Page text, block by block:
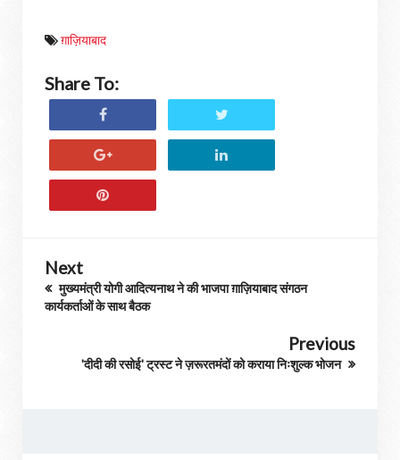
ग़ाज़ियाबाद
Share To:
Next
मुख्यमंत्री योगी आदित्यनाथ ने की भाजपा ग़ाज़ियाबाद संगठन
कार्यकर्ताओं के साथ बैठक
Previous
'दीदी की रसोई' ट्रस्ट ने ज़रूरतमंदों को कराया निःशुल्क भोजन